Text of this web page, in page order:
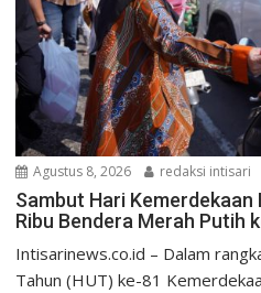
Agustus 8, 2026 redaksi intisari
Sambut Hari Kemerdekaan
Ribu Bendera Merah Putih
Intisarinews.co.id – Dalam
Tahun (HUT) ke-81